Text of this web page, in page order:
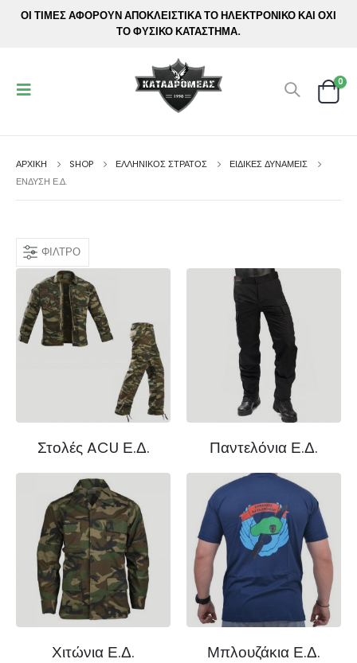
ΟΙ ΤΙΜΕΣ ΑΦΟΡΟΥΝ ΑΠΟΚΛΕΙΣΤΙΚΑ ΤΟ ΗΛΕΚΤΡΟΝΙΚΟ ΚΑΙ ΟΧΙ
ΤΟ ΦΥΣΙΚΟ ΚΑΤΑΣΤΗΜΑ.
0
ΑΡΧΙΚΉ SHOP ΕΛΛΗΝΙΚΟΣ ΣΤΡΑΤΟΣ
ΕΙΔΙΚΕΣ ΔΥΝΑΜΕΙΣ
ΈΝΔΥΣΗ Ε.Δ.
ΦΊΛΤΡΟ
Στολές ACU Ε.Δ. Παντελόνια Ε.Δ.
Χιτώνια Ε.Δ. Μπλουζάκια Ε.Δ.